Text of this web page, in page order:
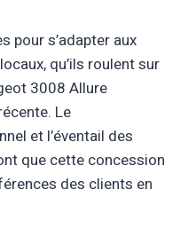
pour s’adapter aux
qu’ils roulent sur
3008 Allure
Le
et l’éventail des
que cette concession
des clients en